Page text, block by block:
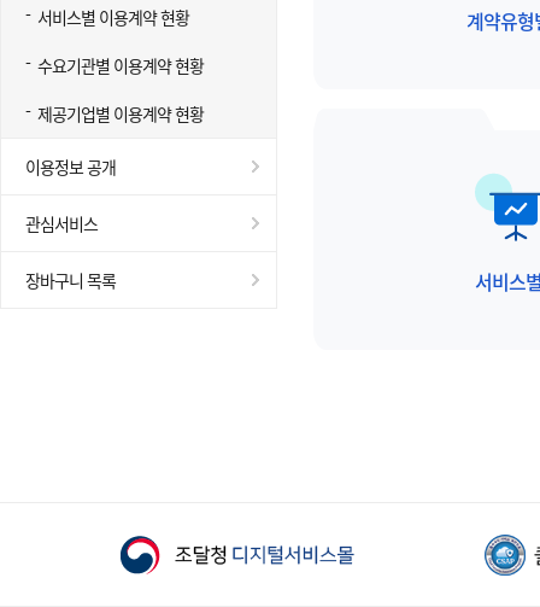
서비스별 이용계약 현황
수요기관별 이용계약 현황
제공기업별 이용계약 현황
이용정보 공개
관심서비스
장바구니 목록
계약유형
서비스